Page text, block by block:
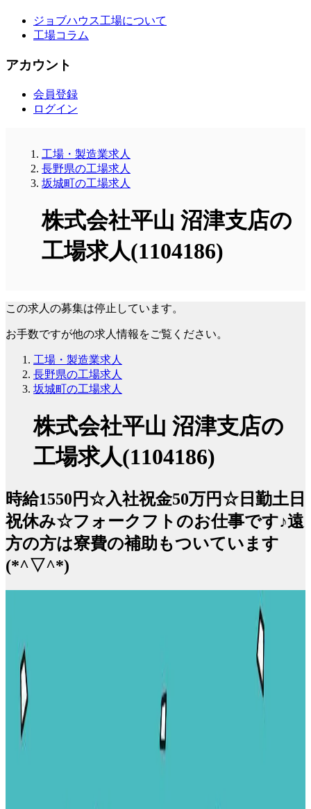
ジョブハウス工場について
工場コラム
アカウント
会員登録
ログイン
工場・製造業求人
長野県の工場求人
坂城町の工場求人
株式会社平山 沼津支店の
工場求人(1104186)
この求人の募集は停止しています。
お手数ですが他の求人情報をご覧ください。
工場・製造業求人
長野県の工場求人
坂城町の工場求人
株式会社平山 沼津支店の
工場求人(1104186)
時給1550円☆入社祝金50万円☆日勤土日
祝休み☆フォークフトのお仕事です♪遠
方の方は寮費の補助もついています
(*^▽^*)